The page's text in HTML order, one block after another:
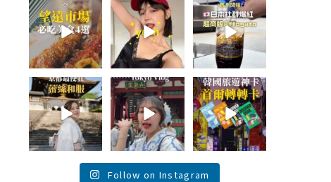
\🇰🇷韓國望遠市
場4家必吃美食
😋/
💭留言「望遠市
場」傳地址給
你...
355
61
summer
outfit⋆.˚✮🎧
✮˚.⋆
夏日穿搭最需要
單品！...
755
43
\🇯🇵日本爆紅!超
商版Affogato 🍨
☕️/
🏷️#吉推日本🇯🇵
...
118
26
💭留言「蕾絲」
傳預約🔗給你！
\🇯🇵京都最便宜
蕾絲和服推
薦！/ ...
102
\💭留言「PGC」
傳預約🔗給你 /
Tokyo birthday
trip 🫧...
121
38
\💭留言「轉轉」
傳懶人包和購買
🔗給你
\🇰🇷韓國旅遊神
卡！首爾轉轉卡
✨ / ...
146
Follow on Instagram